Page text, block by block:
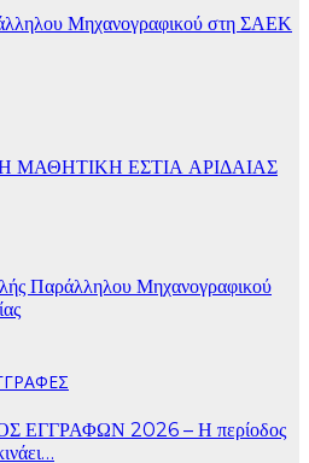
Μηχανογραφικού στη ΣΑΕΚ
ΜΑΘΗΤΙΚΗ ΕΣΤΙΑ ΑΡΙΔΑΙΑΣ
Παράλληλου Μηχανογραφικού
ΕΓΓΡΑΦΩΝ 2026 – Η περίοδος